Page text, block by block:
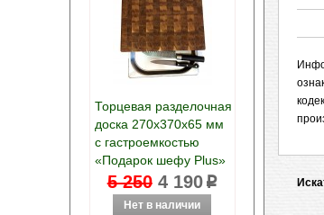
Торцевая разделочная
доска 270х370х65 мм
с гастроемкостью
«Подарок шефу Plus»
5 250 4 190p